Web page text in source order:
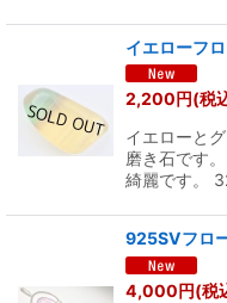
イエローフ
2,200円(税
イエローと
磨き石です
綺麗です。
925SVフロ
4,000円(税